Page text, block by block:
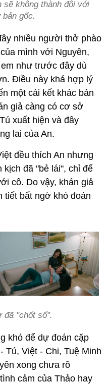
sẽ không thành đôi với
gốc.
nhiều người thở phào
mình với Nguyên,
như trước đây dù
Điều này khá hợp lý
một cái kết khác bản
giả càng có cơ sở
xuất hiện và đây
lai của An.
đều thích An nhưng
kịch đã "bẻ lái", chỉ để
cô. Do vậy, khán giả
tiết bất ngờ khó đoán
đã "chốt sổ".
khó để dự đoán cặp
Tú, Việt - Chi, Tuệ Minh
xong chưa rõ
cảm của Thảo hay